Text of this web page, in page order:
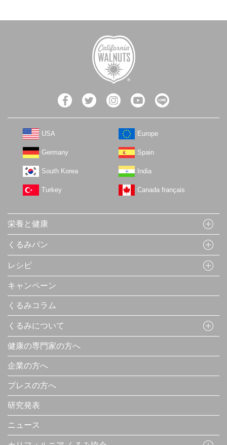
USA Europe
Germany Spain
South Korea India
Turkey Canada français
栄養と健康
くるみパン
レシピ
キャンペーン
くるみコラム
くるみについて
健康の専門家の方へ
企業の方へ
プレスの方へ
研究発表
ニュース